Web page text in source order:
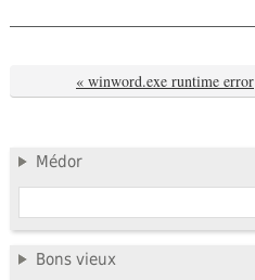
« winword.exe runtime error
Médor
Bons vieux